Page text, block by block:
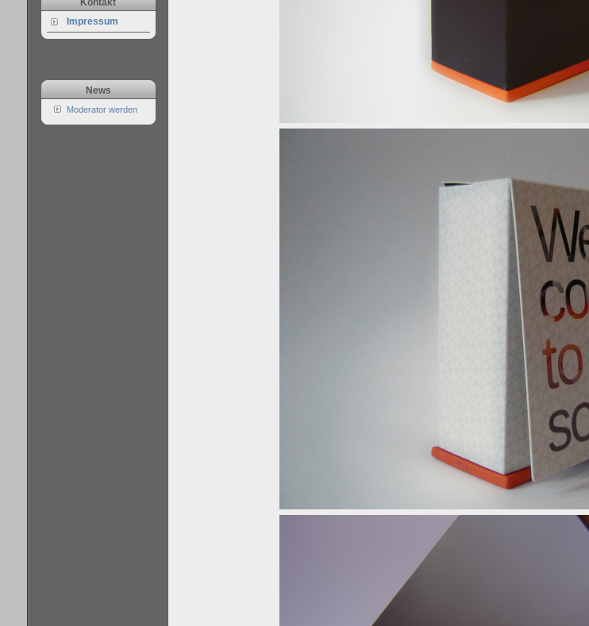
Kontakt
Impressum
News
Moderator werden